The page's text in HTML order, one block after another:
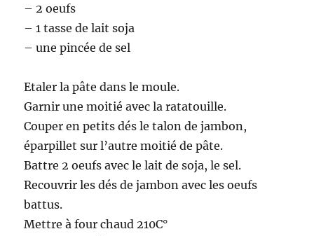
– 2 oeufs
– 1 tasse de lait soja
– une pincée de sel
Etaler la pâte dans le moule.
Garnir une moitié avec la ratatouille.
Couper en petits dés le talon de jambon,
éparpillet sur l’autre moitié de pâte.
Battre 2 oeufs avec le lait de soja, le sel.
Recouvrir les dés de jambon avec les oeufs
battus.
Mettre à four chaud 210C°